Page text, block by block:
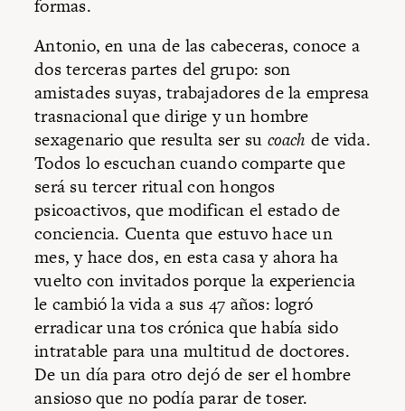
formas.
Antonio, en una de las cabeceras, conoce a
dos terceras partes del grupo: son
amistades suyas, trabajadores de la empresa
trasnacional que dirige y un hombre
sexagenario que resulta ser su coach de vida.
Todos lo escuchan cuando comparte que
será su tercer ritual con hongos
psicoactivos, que modifican el estado de
conciencia. Cuenta que estuvo hace un
mes, y hace dos, en esta casa y ahora ha
vuelto con invitados porque la experiencia
le cambió la vida a sus 47 años: logró
erradicar una tos crónica que había sido
intratable para una multitud de doctores.
De un día para otro dejó de ser el hombre
ansioso que no podía parar de toser.